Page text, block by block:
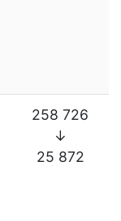
258 726
↓
25 872